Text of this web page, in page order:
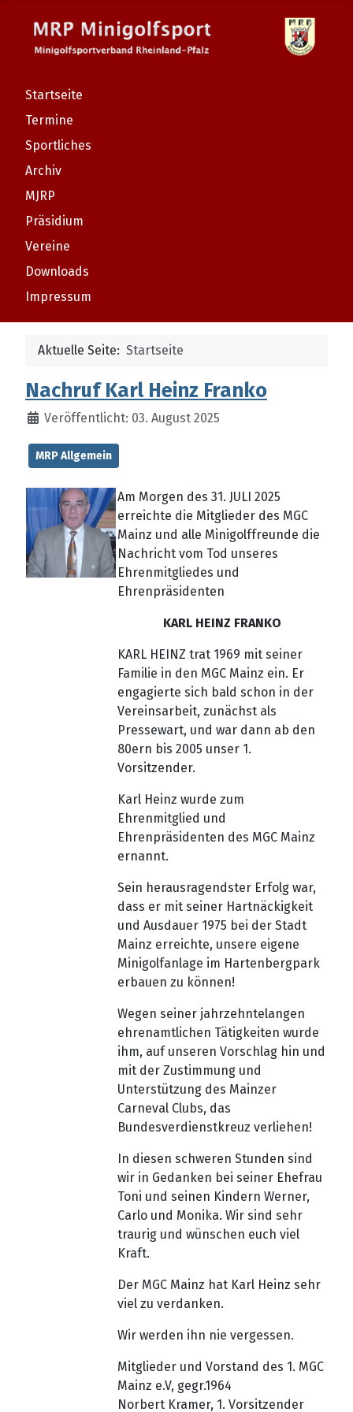
Startseite
Termine
Sportliches
Archiv
MJRP
Präsidium
Vereine
Downloads
Impressum
Aktuelle Seite: Startseite
Nachruf Karl Heinz Franko
Veröffentlicht: 03. August 2025
MRP Allgemein
Am Morgen des 31. JULI 2025
erreichte die Mitglieder des MGC
Mainz und alle Minigolffreunde die
Nachricht vom Tod unseres
Ehrenmitgliedes und
Ehrenpräsidenten
KARL HEINZ FRANKO
KARL HEINZ trat 1969 mit seiner
Familie in den MGC Mainz ein. Er
engagierte sich bald schon in der
Vereinsarbeit, zunächst als
Pressewart, und war dann ab den
80ern bis 2005 unser 1.
Vorsitzender.
Karl Heinz wurde zum
Ehrenmitglied und
Ehrenpräsidenten des MGC Mainz
ernannt.
Sein herausragendster Erfolg war,
dass er mit seiner Hartnäckigkeit
und Ausdauer 1975 bei der Stadt
Mainz erreichte, unsere eigene
Minigolfanlage im Hartenbergpark
erbauen zu können!
Wegen seiner jahrzehntelangen
ehrenamtlichen Tätigkeiten wurde
ihm, auf unseren Vorschlag hin und
mit der Zustimmung und
Unterstützung des Mainzer
Carneval Clubs, das
Bundesverdienstkreuz verliehen!
In diesen schweren Stunden sind
wir in Gedanken bei seiner Ehefrau
Toni und seinen Kindern Werner,
Carlo und Monika. Wir sind sehr
traurig und wünschen euch viel
Kraft.
Der MGC Mainz hat Karl Heinz sehr
viel zu verdanken.
Wir werden ihn nie vergessen.
Mitglieder und Vorstand des 1. MGC
Mainz e.V, gegr.1964
Norbert Kramer, 1. Vorsitzender